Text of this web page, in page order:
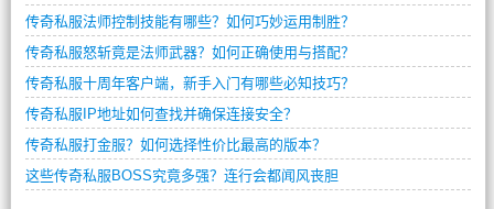
传奇私服法师控制技能有哪些？如何巧妙运用制胜？
传奇私服怒斩竟是法师武器？如何正确使用与搭配？
传奇私服十周年客户端，新手入门有哪些必知技巧？
传奇私服IP地址如何查找并确保连接安全？
传奇私服打金服？如何选择性价比最高的版本？
这些传奇私服BOSS究竟多强？连行会都闻风丧胆